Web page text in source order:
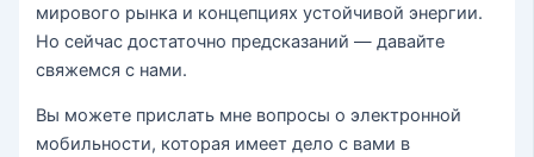
мирового рынка и концепциях устойчивой энергии.
Но сейчас достаточно предсказаний — давайте
свяжемся с нами.
Вы можете прислать мне вопросы о электронной
мобильности, которая имеет дело с вами в